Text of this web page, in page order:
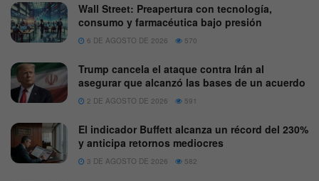
Wall Street: Preapertura con tecnología,
consumo y farmacéutica bajo presión
6 DE AGOSTO DE 2026 570
Trump cancela el ataque contra Irán al
asegurar que alcanzó las bases de un acuerdo
2 DE AGOSTO DE 2026 591
El indicador Buffett alcanza un récord del 230%
y anticipa retornos mediocres
3 DE AGOSTO DE 2026 582